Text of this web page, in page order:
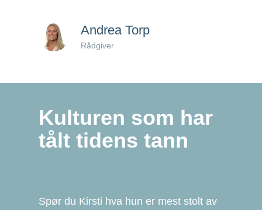
Andrea Torp
Rådgiver
Kulturen som har
tålt tidens tann
Spør du Kirsti hva hun er mest stolt av